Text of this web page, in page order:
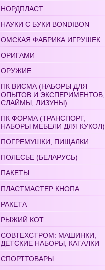
НОРДПЛАСТ
НАУКИ С БУКИ BONDIBON
ОМСКАЯ ФАБРИКА ИГРУШЕК
ОРИГАМИ
ОРУЖИЕ
ПК ВИСМА (НАБОРЫ ДЛЯ
ОПЫТОВ И ЭКСПЕРИМЕНТОВ,
СЛАЙМЫ, ЛИЗУНЫ)
ПК ФОРМА (ТРАНСПОРТ,
НАБОРЫ МЕБЕЛИ ДЛЯ КУКОЛ)
ПОГРЕМУШКИ, ПИЩАЛКИ
ПОЛЕСЬЕ (БЕЛАРУСЬ)
ПАКЕТЫ
ПЛАСТМАСТЕР КНОПА
РАКЕТА
РЫЖИЙ КОТ
СОВТЕХСТРОМ: МАШИНКИ,
ДЕТСКИЕ НАБОРЫ, КАТАЛКИ
СПОРТТОВАРЫ